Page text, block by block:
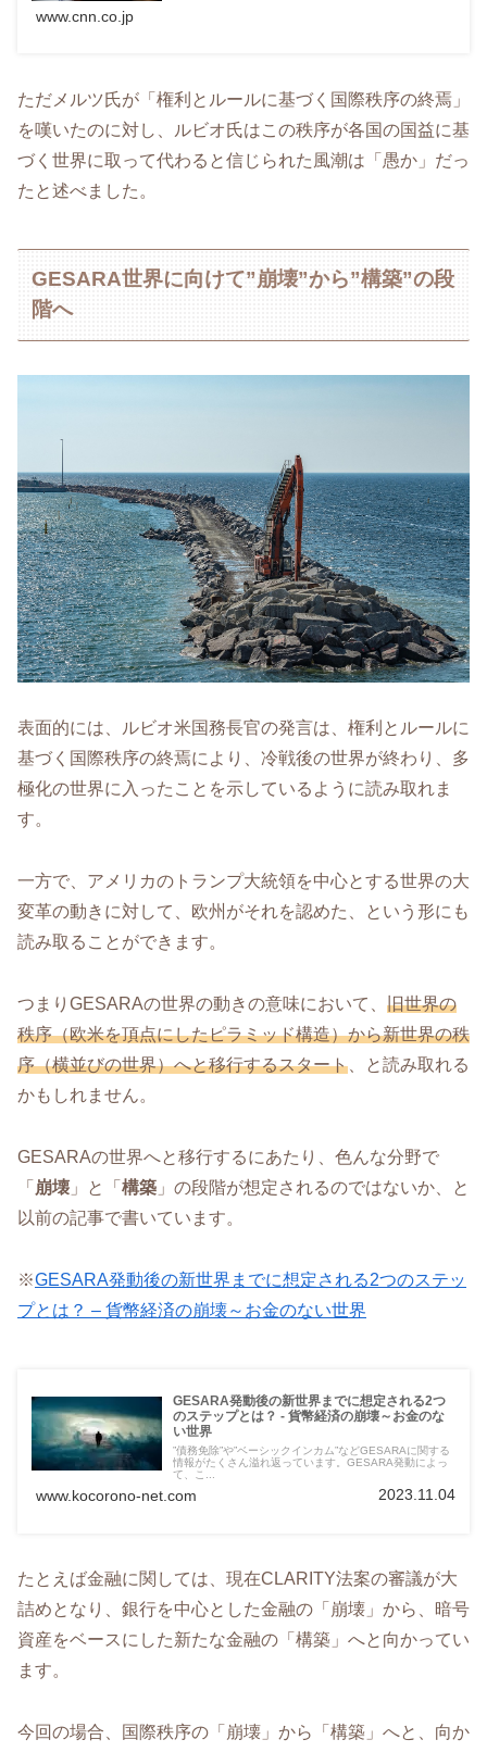
www.cnn.co.jp
ただメルツ氏が「権利とルールに基づく国際秩序の終焉」
を嘆いたのに対し、ルビオ氏はこの秩序が各国の国益に基
づく世界に取って代わると信じられた風潮は「愚か」だっ
たと述べました。
GESARA世界に向けて”崩壊”から”構築”の段
階へ
表面的には、ルビオ米国務長官の発言は、権利とルールに
基づく国際秩序の終焉により、冷戦後の世界が終わり、多
極化の世界に入ったことを示しているように読み取れま
す。
一方で、アメリカのトランプ大統領を中心とする世界の大
変革の動きに対して、欧州がそれを認めた、という形にも
読み取ることができます。
つまりGESARAの世界の動きの意味において、 旧世界の
秩序（欧米を頂点にしたピラミッド構造）から新世界の秩
序（横並びの世界）へと移行するスタート 、と読み取れる
かもしれません。
GESARAの世界へと移行するにあたり、色んな分野で
「 崩壊 」と「 構築 」の段階が想定されるのではないか、と
以前の記事で書いています。
※GESARA発動後の新世界までに想定される2つのステッ
プとは？ – 貨幣経済の崩壊～お金のない世界
GESARA発動後の新世界までに想定される2つ
のステップとは？ - 貨幣経済の崩壊～お金のな
い世界
”債務免除”や”ベーシックインカム”などGESARAに関する
情報がたくさん溢れ返っています。GESARA発動によっ
て、こ...
www.kocorono-net.com 2023.11.04
たとえば金融に関しては、現在CLARITY法案の審議が大
詰めとなり、銀行を中心とした金融の「崩壊」から、暗号
資産をベースにした新たな金融の「構築」へと向かってい
ます。
今回の場合、国際秩序の「崩壊」から「構築」へと、向か